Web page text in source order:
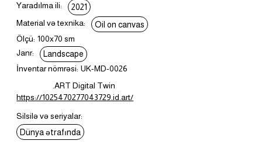
Yaradılma ili:
2021
Material və texnika:
Oil on canvas
Ölçü: 100x70 sm
Janr:
Landscape
İnventar nömrəsi: UK-MD-0026
.ART Digital Twin
https://1025470277043729.id.art/
Silsilə və seriyalar:
Dünya ətrafında